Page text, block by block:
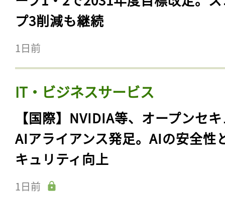
プ3削減も継続
1日前
IT・ビジネスサービス
【国際】NVIDIA等、オープンセ
AIアライアンス発足。AIの安全性
キュリティ向上
1日前